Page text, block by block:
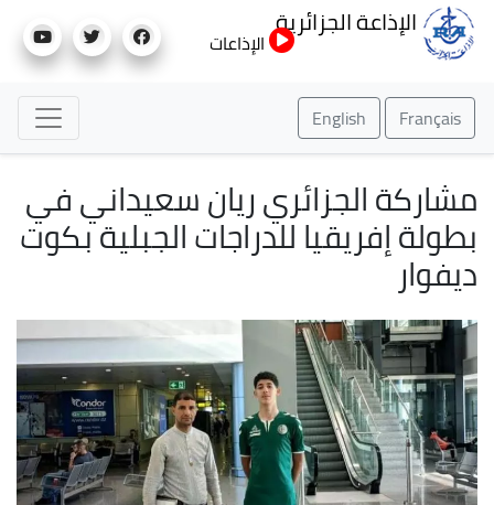
إلى
الإذاعة الجزائرية
الإذاعات
Français
English
مشاركة الجزائري ريان سعيداني في
بطولة إفريقيا للدراجات الجبلية بكوت
ديفوار